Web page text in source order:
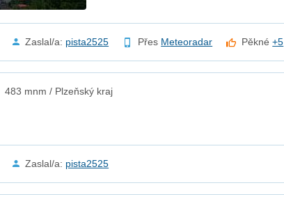
Zaslal/a: pista2525 Přes Meteoradar Pěkné+5
483 mnm / Plzeňský kraj
Zaslal/a: pista2525